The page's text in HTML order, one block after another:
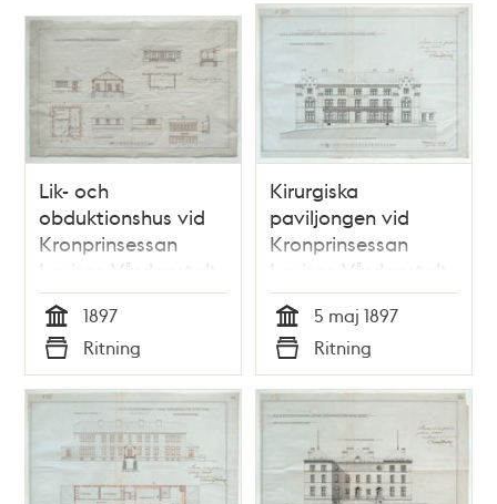
Lik- och
obduktionshus vid
Kronprinsessan
Lovisas Vårdanstalt
för sjuka barn -
ritning 1897
Tid
1897
Typ
Ritning
Kirurgiska
paviljongen vid
Kronprinsessan
Lovisas Vårdanstalt
för sjuka barn -
ritning 1897
Tid
5 maj 1897
Typ
Ritning